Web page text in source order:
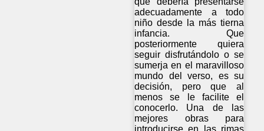
adecuadamente a todo
niño desde la más tierna
infancia. Que
posteriormente quiera
seguir disfrutándolo o se
sumerja en el maravilloso
mundo del verso, es su
decisión, pero que al
menos se le facilite el
conocerlo. Una de las
mejores obras para
introducirse en las rimas